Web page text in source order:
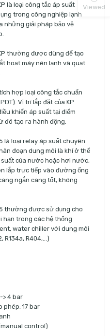
là loại công tắc áp suất
trong công nghiệp lạnh
những giải pháp bảo vệ
thường được dùng để tạo
hoạt máy nén lạnh và quạt
hợp loại công tắc chuẩn
Vị trí lắp đặt của KP
khiển áp suất tại điểm
đó tạo ra hành động.
là loại relay áp suất chuyên
đoạn dung môi là khí ở thể
suất của nước hoặc hơi nước,
lắp trực tiếp vào đường ống
ngắn càng tốt, không
thường được sử dụng cho
hạn trong các hệ thống
water chiller với dung môi
R134a, R404,…)
> 4 bar
phép: 17 bar
control)
Viewed